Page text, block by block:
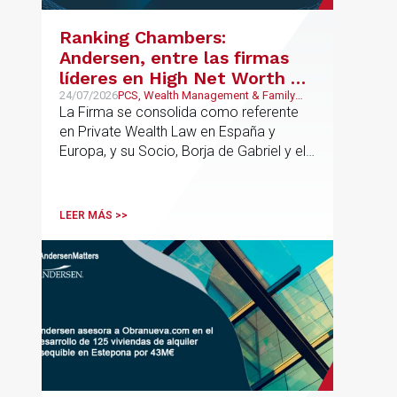
contractual de los activos, anticipar
todas las fases de la operación.
Ranking Chambers:
Andersen, entre las firmas
líderes en High Net Worth en
España y Europa
24/07/2026PCS, Wealth Management & Family
Business
La Firma se consolida como referente
en Private Wealth Law en España y
Europa, y su Socio, Borja de Gabriel y el
profesionales clave del sector.
LEER MÁS >>